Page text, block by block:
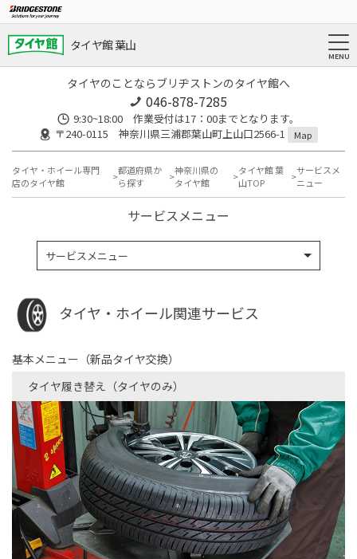
タイヤ館 葉山
タイヤのことならブリヂストンのタイヤ館へ
046-878-7285
9:30~18:00 作業受付は17：00までとなります。
〒240-0115 神奈川県三浦郡葉山町上山口2566-1
Map
タイヤ・ホイール専門
店のタイヤ館
都道府県か
ら探す
神奈川県の
タイヤ館
タイヤ館 葉
山TOP
サービスメ
ニュー
サービスメニュー
サービスメニュー
タイヤ・ホイール関連サービス
基本メニュー（新品タイヤ交換）
タイヤ履き替え（タイヤのみ）​